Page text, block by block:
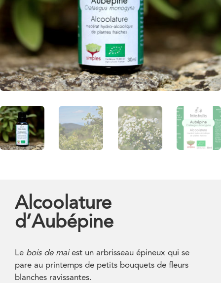
Alcoolature
d’Aubépine
Le bois de maiest un arbrisseau épineux qui se
pare au printemps de petits bouquets de fleurs
blanches ravissantes.